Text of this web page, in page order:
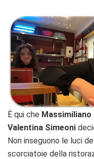
È qui che Massimiliano
Valentina Simeoni
Non inseguono le luci
scorciatoie della